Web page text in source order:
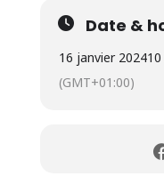
Date &
16 janvier 2024
(GMT+01:00)